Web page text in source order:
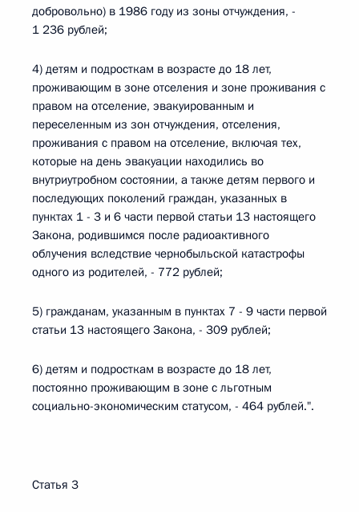
добровольно) в 1986 году из зоны отчуждения, -
1 236 рублей;
4) детям и подросткам в возрасте до 18 лет,
проживающим в зоне отселения и зоне проживания с
правом на отселение, эвакуированным и
переселенным из зон отчуждения, отселения,
проживания с правом на отселение, включая тех,
которые на день эвакуации находились во
внутриутробном состоянии, а также детям первого и
последующих поколений граждан, указанных в
пунктах 1 - 3 и 6 части первой статьи 13 настоящего
Закона, родившимся после радиоактивного
облучения вследствие чернобыльской катастрофы
одного из родителей, - 772 рублей;
5) гражданам, указанным в пунктах 7 - 9 части первой
статьи 13 настоящего Закона, - 309 рублей;
6) детям и подросткам в возрасте до 18 лет,
постоянно проживающим в зоне с льготным
социально-экономическим статусом, - 464 рублей.".
Статья 3